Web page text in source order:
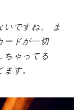
いですね。 ま
ードが一切
ちゃってる
す。